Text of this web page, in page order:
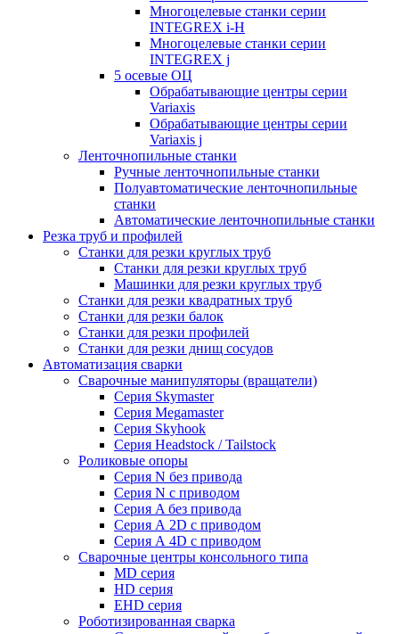
Многоцелевые станки серии
INTEGREX i-H
Многоцелевые станки серии
INTEGREX j
5 осевые ОЦ
Обрабатывающие центры серии
Variaxis
Обрабатывающие центры серии
Variaxis j
Ленточнопильные станки
Ручные ленточнопильные станки
Полуавтоматические ленточнопильные
станки
Автоматические ленточнопильные станки
Резка труб и профилей
Станки для резки круглых труб
Станки для резки круглых труб
Машинки для резки круглых труб
Станки для резки квадратных труб
Станки для резки балок
Станки для резки профилей
Станки для резки днищ сосудов
Автоматизация сварки
Сварочные манипуляторы (вращатели)
Серия Skymaster
Серия Megamaster
Серия Skyhook
Серия Headstock / Tailstock
Роликовые опоры
Серия N без привода
Серия N с приводом
Серия A без привода
Серия А 2D с приводом
Серия А 4D с приводом
Сварочные центры консольного типа
MD серия
HD серия
EHD серия
Роботизированная сварка